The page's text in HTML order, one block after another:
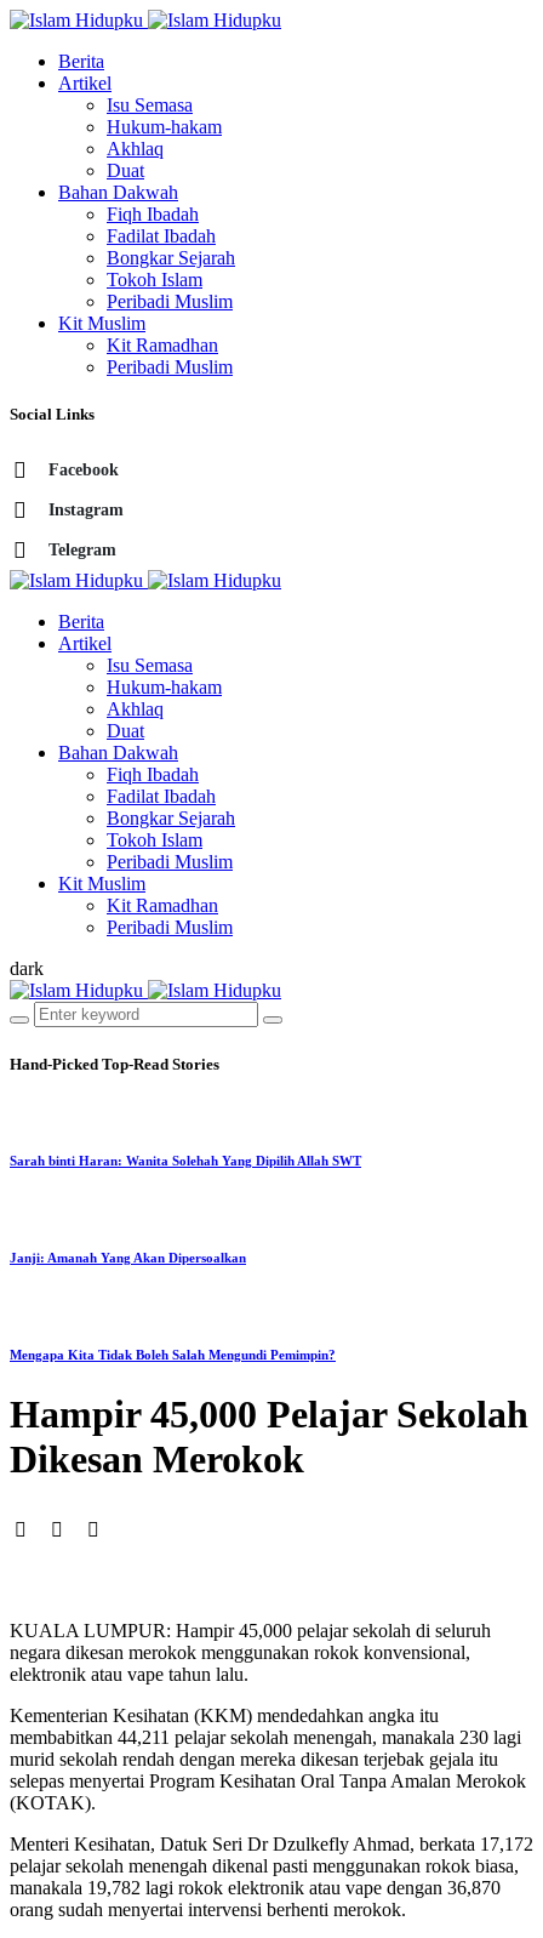
Berita
Artikel
Isu Semasa
Hukum-hakam
Akhlaq
Duat
Bahan Dakwah
Fiqh Ibadah
Fadilat Ibadah
Bongkar Sejarah
Tokoh Islam
Peribadi Muslim
Kit Muslim
Kit Ramadhan
Peribadi Muslim
Social Links
Facebook
Instagram
Telegram
Berita
Artikel
Isu Semasa
Hukum-hakam
Akhlaq
Duat
Bahan Dakwah
Fiqh Ibadah
Fadilat Ibadah
Bongkar Sejarah
Tokoh Islam
Peribadi Muslim
Kit Muslim
Kit Ramadhan
Peribadi Muslim
dark
Hand-Picked Top-Read Stories
Sarah binti Haran: Wanita Solehah Yang Dipilih Allah SWT
Janji: Amanah Yang Akan Dipersoalkan
Mengapa Kita Tidak Boleh Salah Mengundi Pemimpin?
Hampir 45,000 Pelajar Sekolah
Dikesan Merokok
KUALA LUMPUR: Hampir 45,000 pelajar sekolah di seluruh
negara dikesan merokok menggunakan rokok konvensional,
elektronik atau vape tahun lalu.
Kementerian Kesihatan (KKM) mendedahkan angka itu
membabitkan 44,211 pelajar sekolah menengah, manakala 230 lagi
murid sekolah rendah dengan mereka dikesan terjebak gejala itu
selepas menyertai Program Kesihatan Oral Tanpa Amalan Merokok
(KOTAK).
Menteri Kesihatan, Datuk Seri Dr Dzulkefly Ahmad, berkata 17,172
pelajar sekolah menengah dikenal pasti menggunakan rokok biasa,
manakala 19,782 lagi rokok elektronik atau vape dengan 36,870
orang sudah menyertai intervensi berhenti merokok.